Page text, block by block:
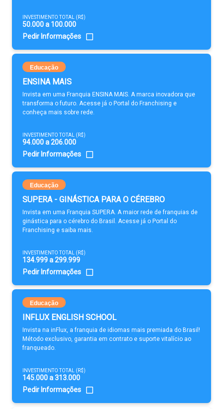
INVESTIMENTO TOTAL (R$)
50.000 a 100.000
Pedir Informações
Educação
ENSINA MAIS
Invista em uma Franquia ENSINA MAIS. A marca inovadora que
transforma o futuro. Acesse já o Portal do Franchising e
conheça mais sobre rede.
INVESTIMENTO TOTAL (R$)
94.000 a 206.000
Pedir Informações
Educação
SUPERA - GINÁSTICA PARA O CÉREBRO
Invista em uma Franquia SUPERA. A maior rede de franquias de
ginástica para o cérebro do Brasil. Acesse já o Portal do
Franchising e saiba mais.
INVESTIMENTO TOTAL (R$)
134.999 a 299.999
Pedir Informações
Educação
INFLUX ENGLISH SCHOOL
Invista na inFlux, a franquia de idiomas mais premiada do Brasil!
Método exclusivo, garantia em contrato e suporte vitalício ao
franqueado.
INVESTIMENTO TOTAL (R$)
145.000 a 313.000
Pedir Informações